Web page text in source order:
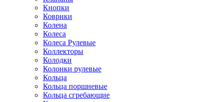
Кнопки
Коврики
Колена
Колеса
Колеса Рулевые
Коллекторы
Колодки
Колонки рулевые
Кольца
Кольца поршневые
Кольца сгребающие